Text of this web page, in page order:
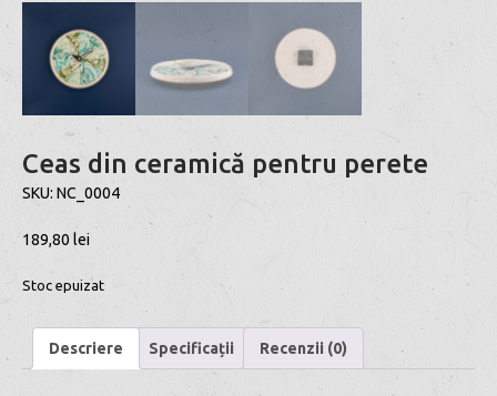
Ceas din ceramică pentru perete
SKU: NC_0004
189,80 lei
Stoc epuizat
Descriere Specificații Recenzii (0)